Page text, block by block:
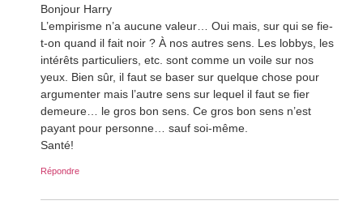
Bonjour Harry
L’empirisme n’a aucune valeur… Oui mais, sur qui se fie-
t-on quand il fait noir ? À nos autres sens. Les lobbys, les
intérêts particuliers, etc. sont comme un voile sur nos
yeux. Bien sûr, il faut se baser sur quelque chose pour
argumenter mais l’autre sens sur lequel il faut se fier
demeure… le gros bon sens. Ce gros bon sens n’est
payant pour personne… sauf soi-même.
Santé!
Répondre